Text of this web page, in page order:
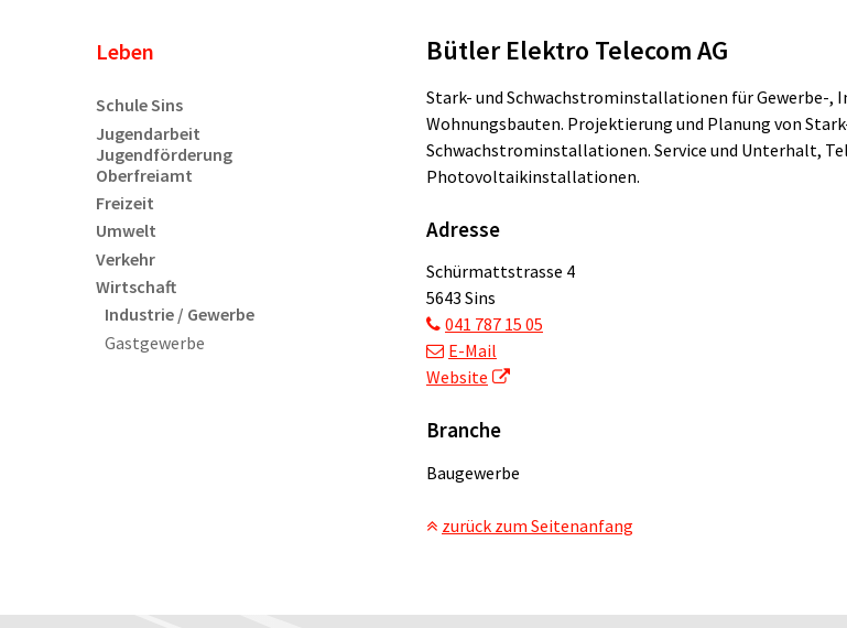
Unternavigation
Leben
Schule Sins
Jugendarbeit
Jugendförderung
Oberfreiamt
Freizeit
Umwelt
Verkehr
Wirtschaft
Industrie / Gewerbe
Gastgewerbe
Bütler Elektro Telecom AG
Stark- und Schwachstrominstallationen für Gewerbe-,
Wohnungsbauten. Projektierung und Planung von
Schwachstrominstallationen. Service und Unterhalt,
Photovoltaikinstallationen.
Adresse
Schürmattstrasse 4
5643 Sins
041 787 15 05
E-Mail
Website
Branche
Baugewerbe
zurück zum Seitenanfang